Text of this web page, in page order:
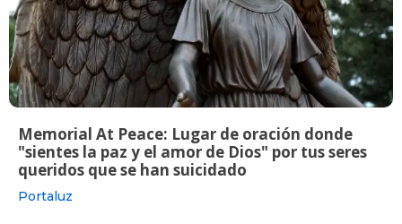
Memorial At Peace: Lugar de oración donde
"sientes la paz y el amor de Dios" por tus seres
queridos que se han suicidado
Portaluz